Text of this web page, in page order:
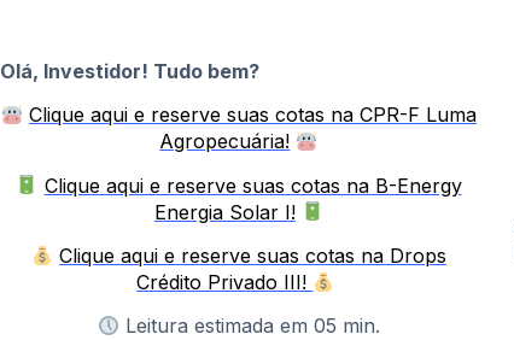
Olá, Investidor! Tudo bem?
Clique aqui e reserve suas cotas na CPR-F Luma
Agropecuária!
Clique aqui e reserve suas cotas na B-Energy
Energia Solar I!
Clique aqui e reserve suas cotas na Drops
Crédito Privado III!
Leitura estimada em 05 min.